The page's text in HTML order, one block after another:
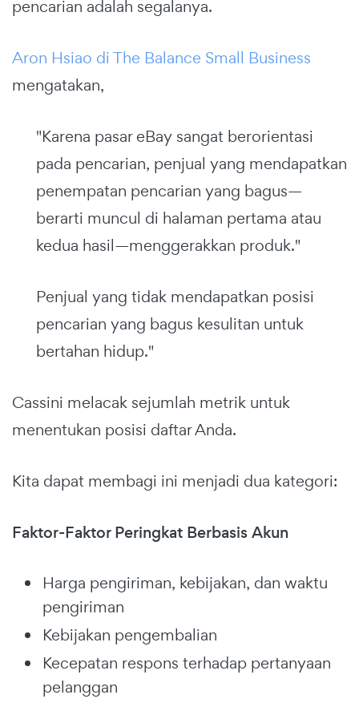
pencarian adalah segalanya.
Aron Hsiao di The Balance Small Business
mengatakan,
"Karena pasar eBay sangat berorientasi
pada pencarian, penjual yang mendapatkan
penempatan pencarian yang bagus—
berarti muncul di halaman pertama atau
kedua hasil—menggerakkan produk."
Penjual yang tidak mendapatkan posisi
pencarian yang bagus kesulitan untuk
bertahan hidup."
Cassini melacak sejumlah metrik untuk
menentukan posisi daftar Anda.
Kita dapat membagi ini menjadi dua kategori:
Faktor-Faktor Peringkat Berbasis Akun
Harga pengiriman, kebijakan, dan waktu
pengiriman
Kebijakan pengembalian
Kecepatan respons terhadap pertanyaan
pelanggan